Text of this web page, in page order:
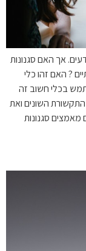
אך האם סגנונות
? האם זהו כלי
בכלי חשוב זה
השונים ואת
סגנונות